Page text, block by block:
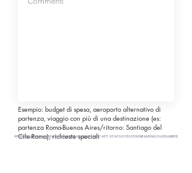
Esempio: budget di spesa, aeroporto alternativo di
partenza, viaggio con più di una destinazione (es:
partenza Roma-Buenos Aires/ritorno: Santiago del
Cile-Roma), richieste speciali
INFORMATIVA PRIVACY AI SENSI DEL REGOLAMENTO (UE) 2016/679 (“GDPR”) ARTT. 13 E 14 E SUCCESSIVE NORME NAZIONALI DI ADEGUAMENTO